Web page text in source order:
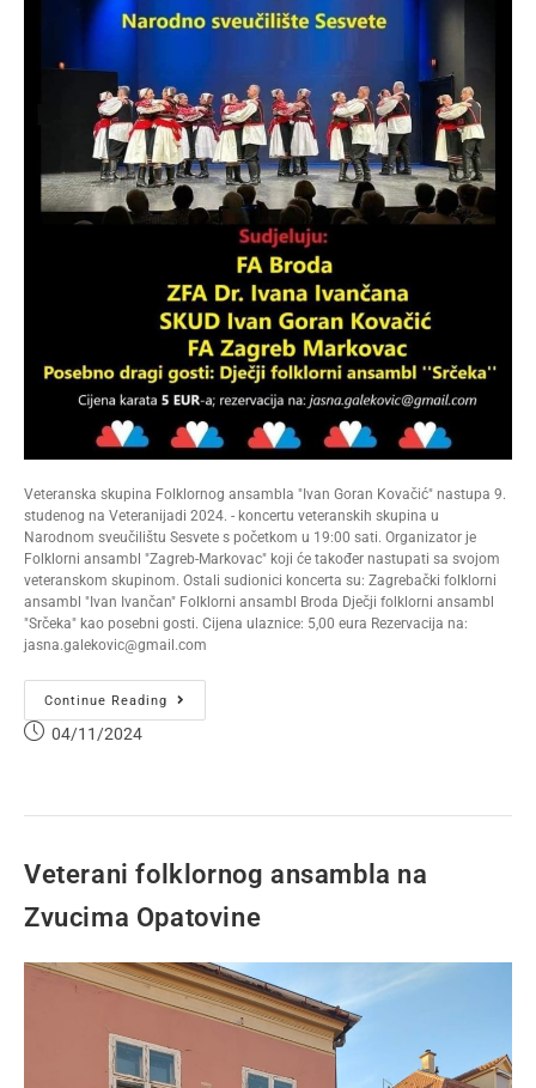
Veteranska skupina Folklornog ansambla "Ivan Goran Kovačić" nastupa 9.
studenog na Veteranijadi 2024. - koncertu veteranskih skupina u
Narodnom sveučilištu Sesvete s početkom u 19:00 sati. Organizator je
Folklorni ansambl "Zagreb-Markovac" koji će također nastupati sa svojom
veteranskom skupinom. Ostali sudionici koncerta su: Zagrebački folklorni
ansambl "Ivan Ivančan" Folklorni ansambl Broda Dječji folklorni ansambl
"Srčeka" kao posebni gosti. Cijena ulaznice: 5,00 eura Rezervacija na:
jasna.galekovic@gmail.com
Continue Reading
04/11/2024
Veterani folklornog ansambla na
Zvucima Opatovine